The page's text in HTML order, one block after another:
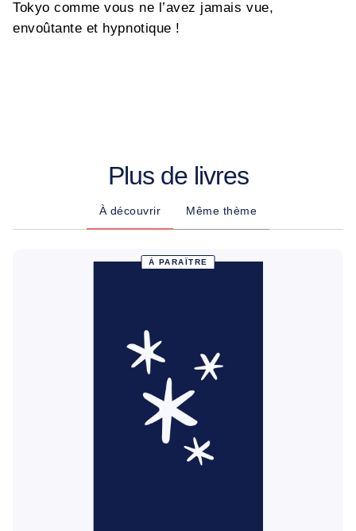
Tokyo comme vous ne l’avez jamais vue,
envoûtante et hypnotique !
Plus de livres
À découvrir Même thème
À PARAÎTRE